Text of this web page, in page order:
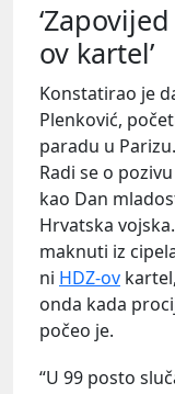
ov kartel’
Konstatirao je
Plenković,
paradu u
Radi se o
kao Dan
Hrvatska
maknuti iz
ni HDZ-ov
onda kada
počeo je.
“U 99 posto